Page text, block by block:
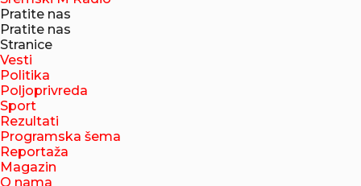
Pratite nas
Pratite nas
Stranice
Vesti
Politika
Poljoprivreda
Sport
Rezultati
Programska šema
Reportaža
Magazin
O nama